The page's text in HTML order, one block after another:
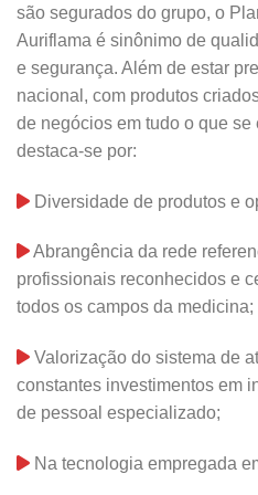
são segurados do grupo, o
Auriflama é sinônimo de
e segurança. Além de estar
nacional, com produtos
de negócios em tudo o que
destaca-se por:
Diversidade de produtos e
Abrangência da rede
profissionais reconhecidos e
todos os campos da medicina;
Valorização do sistema de
constantes investimentos em
de pessoal especializado;
Na tecnologia empregada